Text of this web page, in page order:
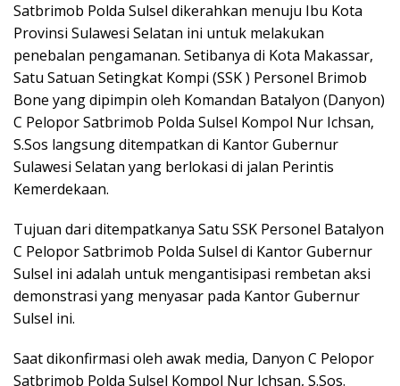
Satbrimob Polda Sulsel dikerahkan menuju Ibu Kota
Provinsi Sulawesi Selatan ini untuk melakukan
penebalan pengamanan. Setibanya di Kota Makassar,
Satu Satuan Setingkat Kompi (SSK ) Personel Brimob
Bone yang dipimpin oleh Komandan Batalyon (Danyon)
C Pelopor Satbrimob Polda Sulsel Kompol Nur Ichsan,
S.Sos langsung ditempatkan di Kantor Gubernur
Sulawesi Selatan yang berlokasi di jalan Perintis
Kemerdekaan.
Tujuan dari ditempatkanya Satu SSK Personel Batalyon
C Pelopor Satbrimob Polda Sulsel di Kantor Gubernur
Sulsel ini adalah untuk mengantisipasi rembetan aksi
demonstrasi yang menyasar pada Kantor Gubernur
Sulsel ini.
Saat dikonfirmasi oleh awak media, Danyon C Pelopor
Satbrimob Polda Sulsel Kompol Nur Ichsan, S.Sos.